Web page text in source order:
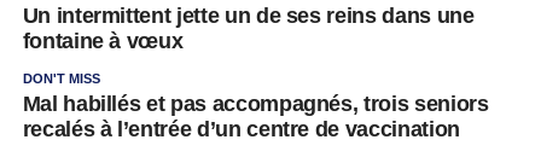
Un intermittent jette un de ses reins dans une
fontaine à vœux
DON'T MISS
Mal habillés et pas accompagnés, trois seniors
recalés à l’entrée d’un centre de vaccination